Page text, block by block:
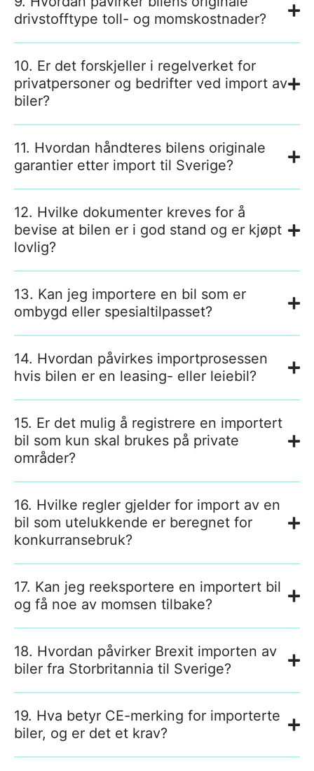
drivstofftype toll- og momskostnader?
10. Er det forskjeller i regelverket for
privatpersoner og bedrifter ved import av
biler?
11. Hvordan håndteres bilens originale
garantier etter import til Sverige?
12. Hvilke dokumenter kreves for å
bevise at bilen er i god stand og er kjøpt
lovlig?
13. Kan jeg importere en bil som er
ombygd eller spesialtilpasset?
14. Hvordan påvirkes importprosessen
hvis bilen er en leasing- eller leiebil?
15. Er det mulig å registrere en importert
bil som kun skal brukes på private
områder?
16. Hvilke regler gjelder for import av en
bil som utelukkende er beregnet for
konkurransebruk?
17. Kan jeg reeksportere en importert bil
og få noe av momsen tilbake?
18. Hvordan påvirker Brexit importen av
biler fra Storbritannia til Sverige?
19. Hva betyr CE-merking for importerte
biler, og er det et krav?